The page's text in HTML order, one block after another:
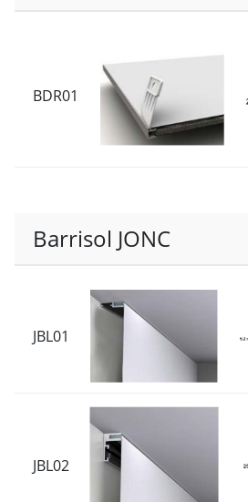
BDR01
Barrisol JONC
JBL01
JBL02